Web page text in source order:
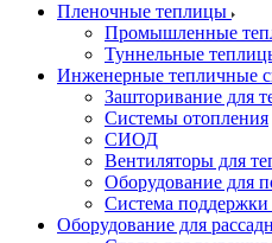
Пленочные теплицы
Промышленные
Туннельные
Инженерные тепличные
Зашторивание для
Системы отопления
СИОД
Вентиляторы для
Оборудование для
Система
Оборудование для